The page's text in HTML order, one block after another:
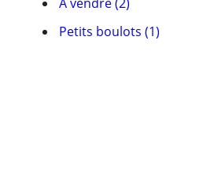
Petits boulots (1)